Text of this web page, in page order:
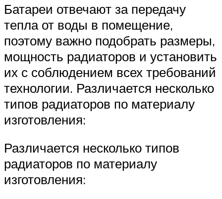
Батареи отвечают за передачу
тепла от воды в помещение,
поэтому важно подобрать размеры,
мощность радиаторов и установить
их с соблюдением всех требований
технологии. Различается несколько
типов радиаторов по материалу
изготовления:
Различается несколько типов
радиаторов по материалу
изготовления: